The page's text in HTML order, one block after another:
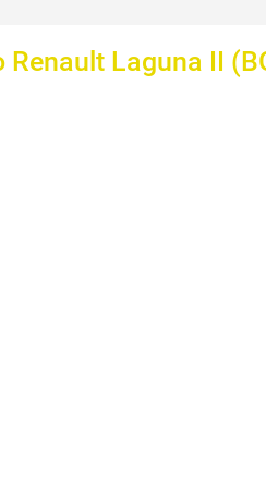
Laguna II